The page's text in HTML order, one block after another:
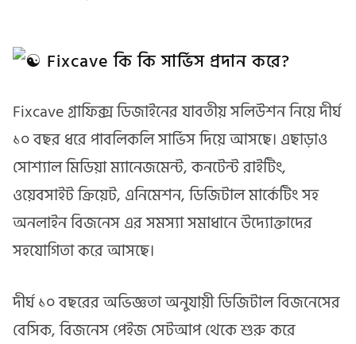
Fixcave কি কি সার্ভিস প্রদান করে?
Fixcave গ্রাফিক্স ডিজাইনের যাবতীয় সলিউশন নিয়ে দীর্ঘ
১০ বছর ধরে পাবলিকলি সার্ভিস দিয়ে আসছে। এছাড়াও
সোশ্যাল মিডিয়া ম্যানেজমেন্ট, কনটেন্ট রাইটিং,
ওয়েবসাইট ক্রিয়েট, এনিমেশন, ডিজিটাল মার্কেটিং সহ
অনলাইন বিজনেস এর সমস্যা সমাধানে উদ্যোক্তাদের
সহযোগিতা করে আসছে।
দীর্ঘ ১০ বছরের অভিজ্ঞতা অনুযায়ী ডিজিটাল বিজনেসের
বেসিক, বিজনেস পেইজ সেটআপ থেকে শুরু করে